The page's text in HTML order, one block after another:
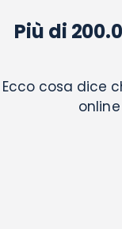
Più di
Ecco cosa dice